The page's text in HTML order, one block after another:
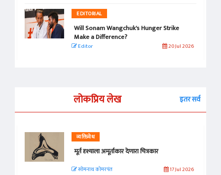
EDITORIAL
Will Sonam Wangchuk's Hunger Strike
Make a Difference?
Editor 20 Jul 2026
लोकप्रिय लेख इतर सर्व
व्यक्तिवेध
मूर्त दृश्याला अमूर्ताकार देणारा चित्रकार
सोमनाथ कोमरपंत 17 Jul 2026